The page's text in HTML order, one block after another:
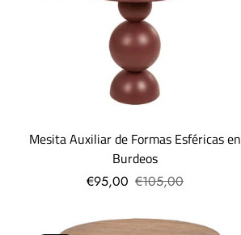
Mesita Auxiliar de Formas Esféricas en
Burdeos
€95,00 €105,00